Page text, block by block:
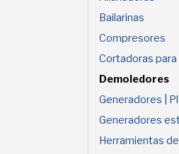
Bailarinas
Compresores
Cortadoras
Demoledores
Generadores |
Generadores
Herramientas